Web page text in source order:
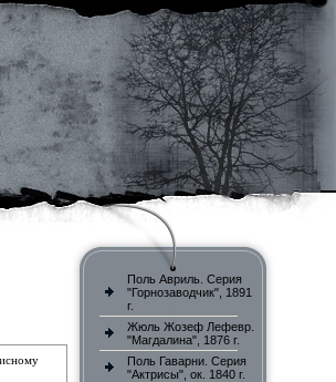
Поль Авриль. Серия
"Горнозаводчик", 1891
г.
Жюль Жозеф Лефевр.
"Магдалина", 1876 г.
Поль Гаварни. Серия
"Актрисы", ок. 1840 г.